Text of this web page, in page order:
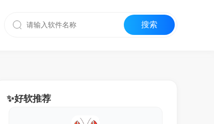
✨好软推荐